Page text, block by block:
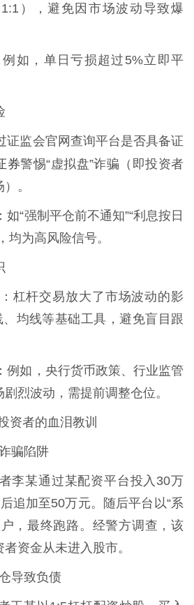
），避免因市场波动导致爆
如，单日亏损超过5%立即平
证监会官网查询平台是否具备证
券警惕“虚拟盘”诈骗（即投资者
。
“强制平仓前不通知”“利息按日
均为高风险信号。
杠杆交易放大了市场波动的影
均线等基础工具，避免盲目跟
例如，央行货币政策、行业监管
烈波动，需提前调整仓位。
资者的血泪教训
骗陷阱
李某通过某配资平台投入30万
追加至50万元。随后平台以“系
，最终跑路。经警方调查，该
资金从未进入股市。
导致负债